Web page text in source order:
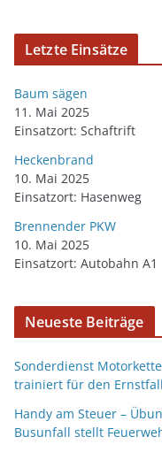
Letzte Einsätze
Baum sägen
11. Mai 2025
Einsatzort: Schaftrift
Heckenbrand
10. Mai 2025
Einsatzort: Hasenweg
Brennender PKW
10. Mai 2025
Einsatzort: Autobahn A1
Neueste Beiträge
Sonderdienst
trainiert für den Ernstfall
Handy am Steuer –
Busunfall stellt